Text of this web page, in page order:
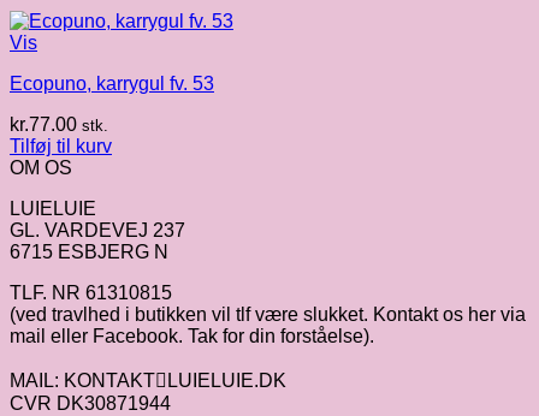
Vis
Ecopuno, karrygul fv. 53
kr.77.00 stk.
Tilføj til kurv
OM OS
LUIELUIE
GL. VARDEVEJ 237
6715 ESBJERG N
TLF. NR 61310815
(ved travlhed i butikken vil tlf være slukket. Kontakt os her via
mail eller Facebook. Tak for din forståelse).
MAIL: KONTAKTLUIELUIE.DK
CVR DK30871944